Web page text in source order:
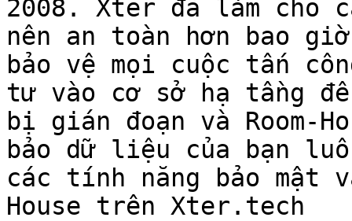
2008. Xter đã làm cho
nên an toàn hơn bao
bảo vệ mọi cuộc tấn
tư vào cơ sở hạ tầng để
bị gián đoạn và Room-
bảo dữ liệu của bạn
các tính năng bảo mật
House trên Xter.tech